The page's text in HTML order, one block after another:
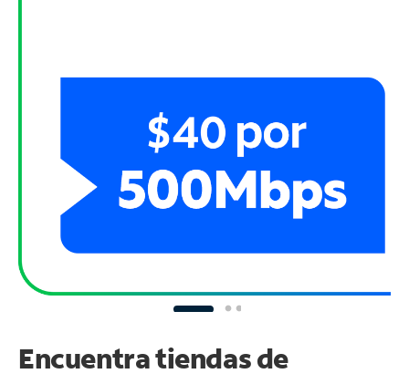
Encuentra tiendas de